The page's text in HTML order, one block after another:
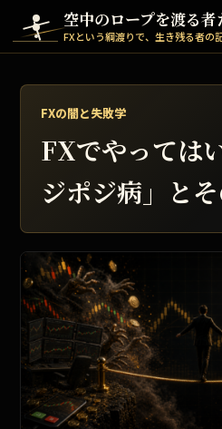
Skip to content空中のロープを渡る者
FXという綱渡りで、生き残る者の
FXの闇と失敗学
FXでやっては
ジポジ病」と